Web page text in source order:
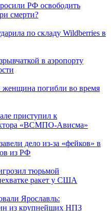
РФ освободить
смерти?
по складу Wildberries в
в аэропорту
женщина погибли во время
приступил к
«ВСМПО-Ависма»
дело из-за «фейков» в
из РФ
тюрьмой
ракет у США
Ярославль:
из крупнейших НПЗ